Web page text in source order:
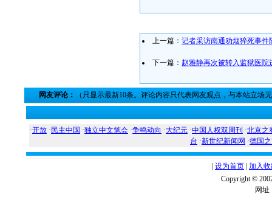
上一篇： 记者采访南通劝烟猝死事件
下一篇： 赵雅静再次被转入监狱医院
网友评论： （只显示最新10条。评论内容只代表网友观点，与本站立场
·开放 · 民主中国 ·独立中文笔会 ·争鸣动向 ·大纪元 ·中国人权双周刊 ·北京之
台 ·新世纪新闻网 ·德国
设为首页 加入
Copyright ©
网址